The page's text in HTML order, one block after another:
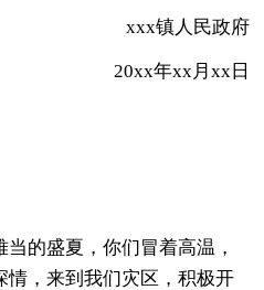
xxx镇人民政府
20xx年xx月xx日
的盛夏，你们冒着高温，
情，来到我们灾区，积极开